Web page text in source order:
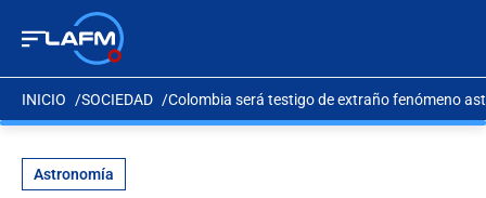
INICIO SOCIEDAD Colombia será testigo de extraño fenómeno
Astronomía